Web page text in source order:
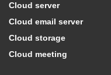
Cloud server
Cloud email server
Cloud storage
Cloud meeting